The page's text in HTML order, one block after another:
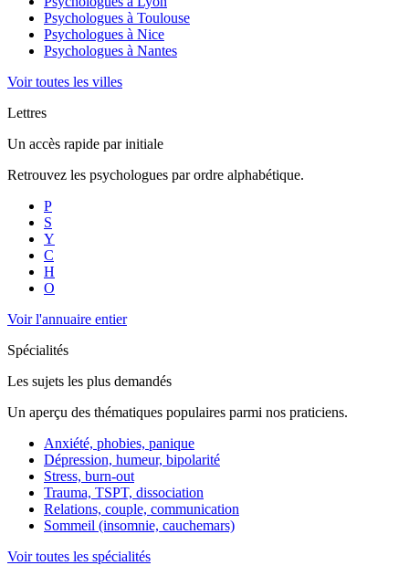
Psychologues à Toulouse
Psychologues à Nice
Psychologues à Nantes
Voir toutes les villes
Lettres
Un accès rapide par initiale
Retrouvez les psychologues par ordre alphabétique.
P
S
Y
C
H
O
Voir l'annuaire entier
Spécialités
Les sujets les plus demandés
Un aperçu des thématiques populaires parmi nos praticiens.
Anxiété, phobies, panique
Dépression, humeur, bipolarité
Stress, burn-out
Trauma, TSPT, dissociation
Relations, couple, communication
Sommeil (insomnie, cauchemars)
Voir toutes les spécialités